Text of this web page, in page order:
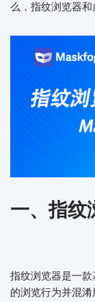
么，指纹浏览器和
一、指纹
指纹浏览器是一
的浏览行为并混